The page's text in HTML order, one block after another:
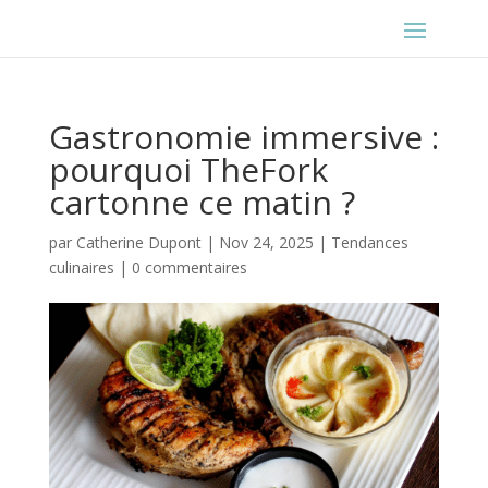
Gastronomie immersive :
pourquoi TheFork
cartonne ce matin ?
par Catherine Dupont| Nov 24, 2025 | Tendances
culinaires | 0 commentaires